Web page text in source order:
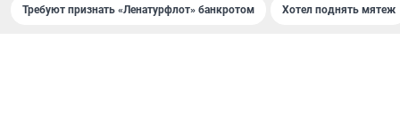
Требуют признать «Ленатурфлот» банкротом Хотел поднять мятеж